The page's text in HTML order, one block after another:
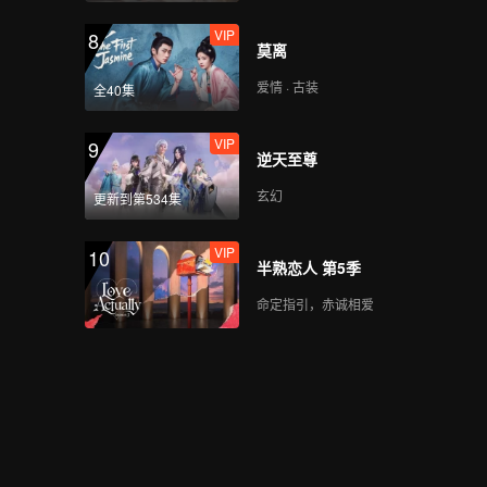
8
全40集
VIP
莫离
爱情 · 古装
9
更新到第534集
VIP
逆天至尊
玄幻
10 VIP
半熟恋人 第5季
命定指引，赤诚相爱